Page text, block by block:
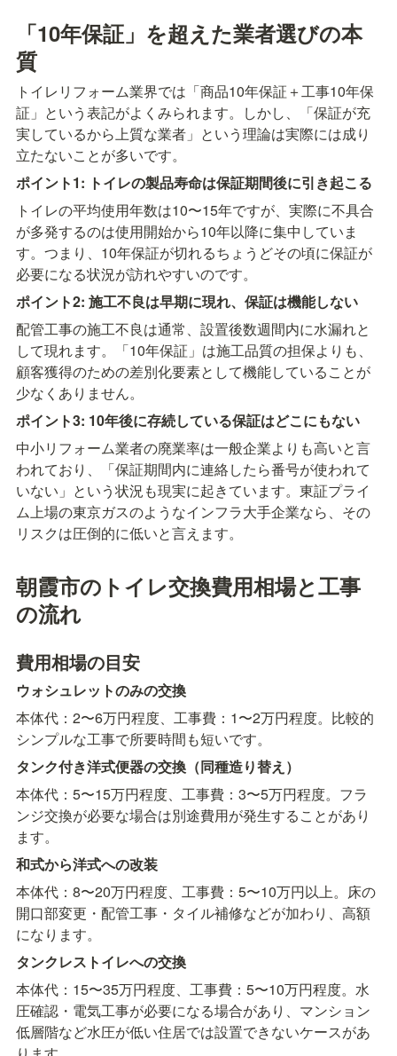
「10年保証」を超えた業者選びの本
質
トイレリフォーム業界では「商品10年保証＋工事10年保
証」という表記がよくみられます。しかし、「保証が充
実しているから上質な業者」という理論は実際には成り
立たないことが多いです。
ポイント1: トイレの製品寿命は保証期間後に引き起こる
トイレの平均使用年数は10〜15年ですが、実際に不具合
が多発するのは使用開始から10年以降に集中していま
す。つまり、10年保証が切れるちょうどその頃に保証が
必要になる状況が訪れやすいのです。
ポイント2: 施工不良は早期に現れ、保証は機能しない
配管工事の施工不良は通常、設置後数週間内に水漏れと
して現れます。「10年保証」は施工品質の担保よりも、
顧客獲得のための差別化要素として機能していることが
少なくありません。
ポイント3: 10年後に存続している保証はどこにもない
中小リフォーム業者の廃業率は一般企業よりも高いと言
われており、「保証期間内に連絡したら番号が使われて
いない」という状況も現実に起きています。東証プライ
ム上場の東京ガスのようなインフラ大手企業なら、その
リスクは圧倒的に低いと言えます。
朝霞市のトイレ交換費用相場と工事
の流れ
費用相場の目安
ウォシュレットのみの交換
本体代：2〜6万円程度、工事費：1〜2万円程度。比較的
シンプルな工事で所要時間も短いです。
タンク付き洋式便器の交換（同種造り替え）
本体代：5〜15万円程度、工事費：3〜5万円程度。フラ
ンジ交換が必要な場合は別途費用が発生することがあり
ます。
和式から洋式への改装
本体代：8〜20万円程度、工事費：5〜10万円以上。床の
開口部変更・配管工事・タイル補修などが加わり、高額
になります。
タンクレストイレへの交換
本体代：15〜35万円程度、工事費：5〜10万円程度。水
圧確認・電気工事が必要になる場合があり、マンション
低層階など水圧が低い住居では設置できないケースがあ